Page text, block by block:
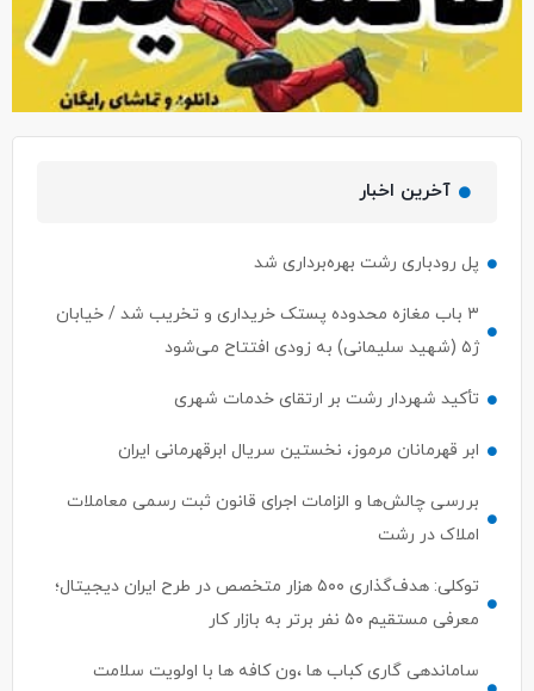
آخرین اخبار
پل رودباری رشت بهره‌برداری شد
۳ باب مغازه محدوده پستک خریداری و تخریب شد / خیابان
ژ۵ (شهید سلیمانی) به زودی افتتاح می‌شود
تأکید شهردار رشت بر ارتقای خدمات شهری
ابر قهرمانان مرموز، نخستین سریال ابرقهرمانی ایران
بررسی چالش‌ها و الزامات اجرای قانون ثبت رسمی معاملات
املاک در رشت
توکلی: هدف‌گذاری ۵۰۰ هزار متخصص در طرح ایران دیجیتال؛
معرفی مستقیم ۵۰ نفر برتر به بازار کار
ساماندهی گاری کباب ها ،ون کافه ها با اولویت سلامت